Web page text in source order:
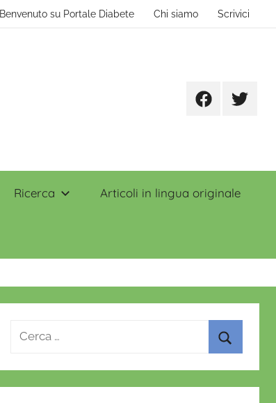
Benvenuto su Portale Diabete Chi siamo Scrivici
FacebookTwitter
Ricerca Articoli in lingua originale
Ricerca